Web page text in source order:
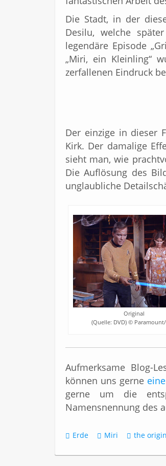
Die Stadt, in der
Desilu, welche
legendäre Episode
„Miri, ein Kleinling“
zerfallenen Eindruck
Der einzige in dieser
Kirk. Der damalige
sieht man, wie
Die Auflösung des
unglaubliche
Original
(Quelle: DVD) © Paramount/
Aufmerksame Blog-
können uns gerne
gerne um die
Namensnennung des
Erde Miri the